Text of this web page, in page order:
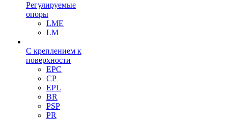
Регулируемые
опоры
LME
LM
С креплением к
поверхности
EPC
CP
EPL
BR
PSP
PR